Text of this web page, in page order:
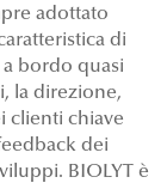
adottato
di
bordo quasi
la direzione,
clienti chiave
dei
BIOLYT è